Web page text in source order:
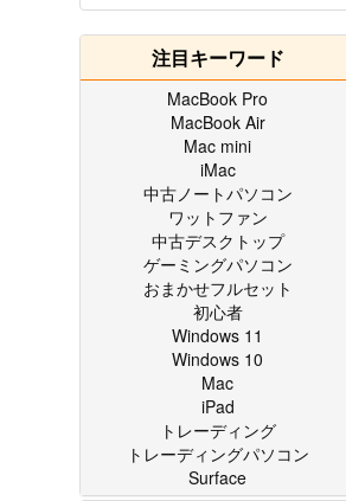
注目キーワード
MacBook Pro
MacBook Air
Mac mini
iMac
中古ノートパソコン
ワットファン
中古デスクトップ
ゲーミングパソコン
おまかせフルセット
初心者
Windows 11
Windows 10
Mac
iPad
トレーディング
トレーディングパソコン
Surface